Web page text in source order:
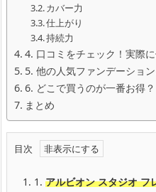
カバー力
仕上がり
持続力
4. 口コミをチェック！実際
5. 他の人気ファンデーショ
6. どこで買うのが一番お得
まとめ
目次
1. 1. アルビオン スタジオ フ